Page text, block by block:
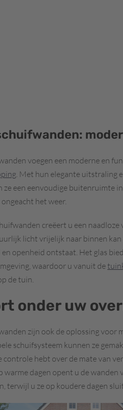
voegen een moderne en
. Met hun elegante uitstraling
een eenvoudige buitenruimte
het weer.
creëert u een
licht vrijelijk naar binnen kan
openheid ontstaat. Het glas
waardoor u vanuit de
de tuin.
onder uw
zijn ook de oplossing voor
schuifsysteem kunnen ze
controle hebt over de mate van
warme dagen opent u de wanden
terwijl u ze op koudere dagen